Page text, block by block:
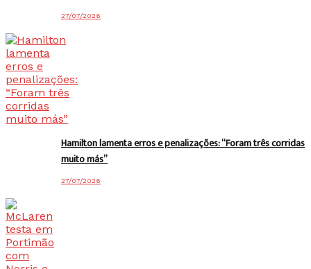
27/07/2026
Hamilton lamenta erros e penalizações: “Foram três corridas
muito más”
27/07/2026